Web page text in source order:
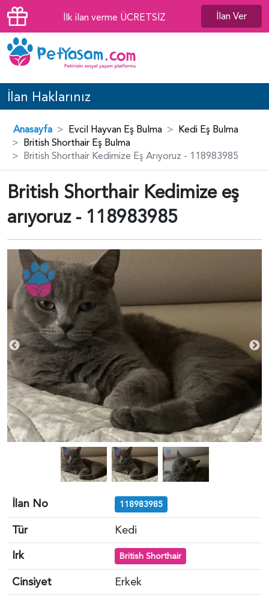
İlk ilan verme ÜCRETSİZ İlan Ver
İlan Haklarınız
Anasayfa Evcil Hayvan Eş Bulma
Kedi Eş Bulma
British Shorthair Eş Bulma
British Shorthair Kedimize Eş Arıyoruz - 118983985
British Shorthair Kedimize eş
arıyoruz - 118983985
İlan No 118983985
Tür
Kedi
Irk
British Shorthair
Cinsiyet
Erkek